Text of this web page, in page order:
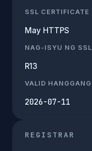
SSL CERTIFICATE
May HTTPS
NAG-ISYU NG SSL
R13
VALID HANGGANG
2026-07-11
REGISTRAR